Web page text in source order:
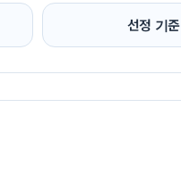
선정 기준